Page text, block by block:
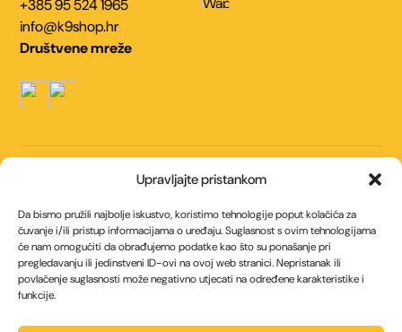
Upravljajte pristankom
Da bismo pružili najbolje iskustvo, koristimo tehnologije poput kolačića za
čuvanje i/ili pristup informacijama o uređaju. Suglasnost s ovim tehnologijama
će nam omogućiti da obrađujemo podatke kao što su ponašanje pri
pregledavanju ili jedinstveni ID-ovi na ovoj web stranici. Nepristanak ili
povlačenje suglasnosti može negativno utjecati na određene karakteristike i
funkcije.
+385 95 524 1965
info@k9shop.hr
Uvjeti korištenja
Politika kolačića (EU)
Politika privatnosti
Načini plaćanja
Društvene mreže